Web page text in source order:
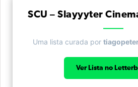
SCU – Slayyyter
Uma lista curada por
Ver Lista no